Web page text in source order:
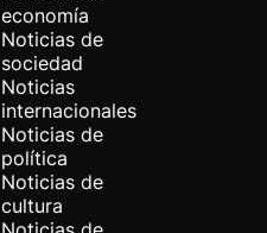
economía
Noticias de
sociedad
Noticias
internacionales
Noticias de
política
Noticias de
cultura